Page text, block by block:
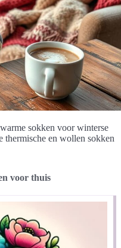
sokken voor winterse
thermische en wollen sokken
voor thuis